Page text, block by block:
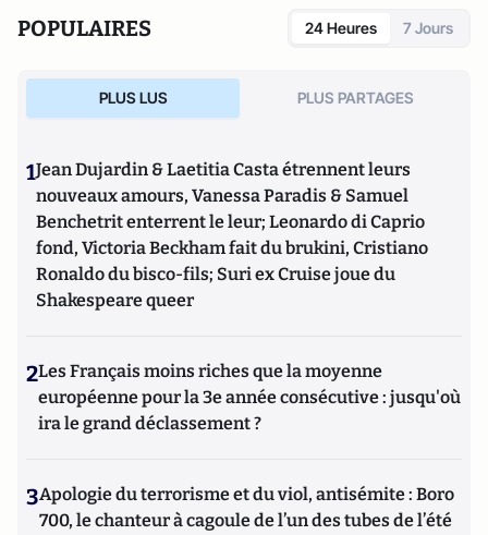
POPULAIRES 24 Heures 7 Jours
PLUS LUS PLUS PARTAGES
1Jean Dujardin & Laetitia Casta étrennent leurs
nouveaux amours, Vanessa Paradis & Samuel
Benchetrit enterrent le leur; Leonardo di Caprio
fond, Victoria Beckham fait du brukini, Cristiano
Ronaldo du bisco-fils; Suri ex Cruise joue du
Shakespeare queer
2Les Français moins riches que la moyenne
européenne pour la 3e année consécutive : jusqu'où
ira le grand déclassement ?
3Apologie du terrorisme et du viol, antisémite : Boro
700, le chanteur à cagoule de l’un des tubes de l’été